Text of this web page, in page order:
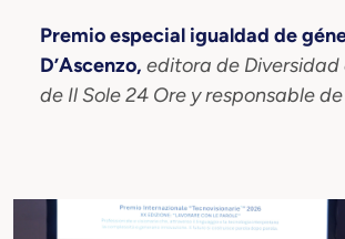
Premio especial igualdad de
D’Ascenzo, editora de Diversidad
de Il Sole 24 Ore y responsable